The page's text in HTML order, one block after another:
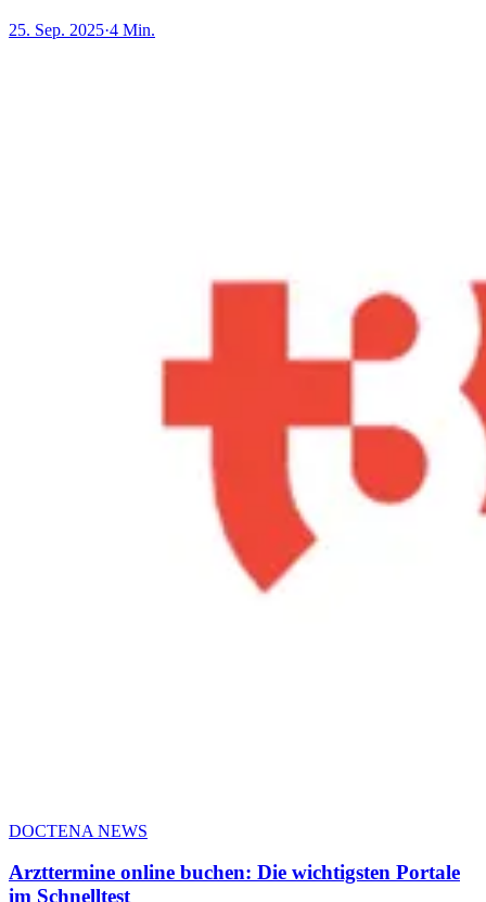
25. Sep. 2025·4 Min.
DOCTENA NEWS
Arzttermine online buchen: Die wichtigsten Portale
im Schnelltest